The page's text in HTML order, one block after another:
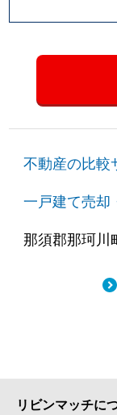
不動産の比較
一戸建て売却
那須郡那珂川
リビンマッチに